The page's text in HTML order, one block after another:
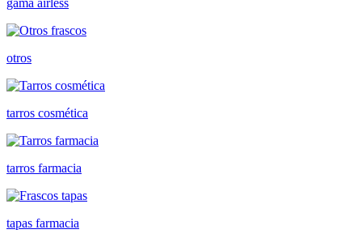
otros
tarros cosmética
tarros farmacia
tapas farmacia